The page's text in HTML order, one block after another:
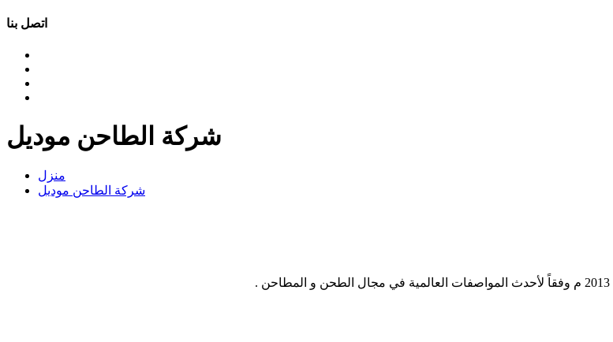
اتصل بنا
شركة الطاحن موديل
منزل
شركة الطاحن موديل